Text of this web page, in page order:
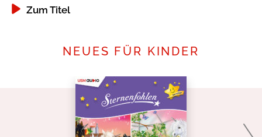
Zum Titel
NEUES FÜR KINDER